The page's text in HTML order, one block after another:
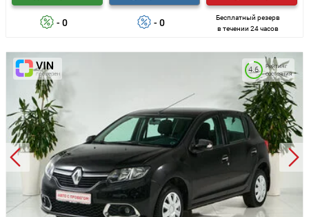
- 0 - 0
Бесплатный резерв
в течении 24 часов
Рейтинг
состояния
4.6